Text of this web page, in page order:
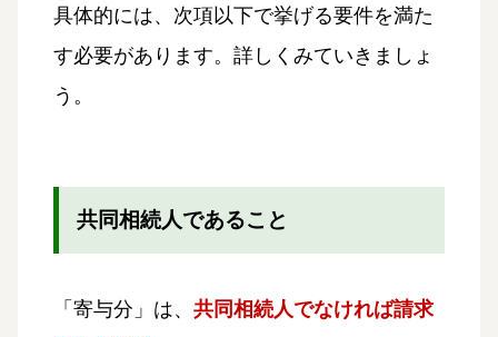
具体的には、次項以下で挙げる要件を満た
す必要があります。詳しくみていきましょ
う。
共同相続人であること
「寄与分」は、 共同相続人でなければ請求